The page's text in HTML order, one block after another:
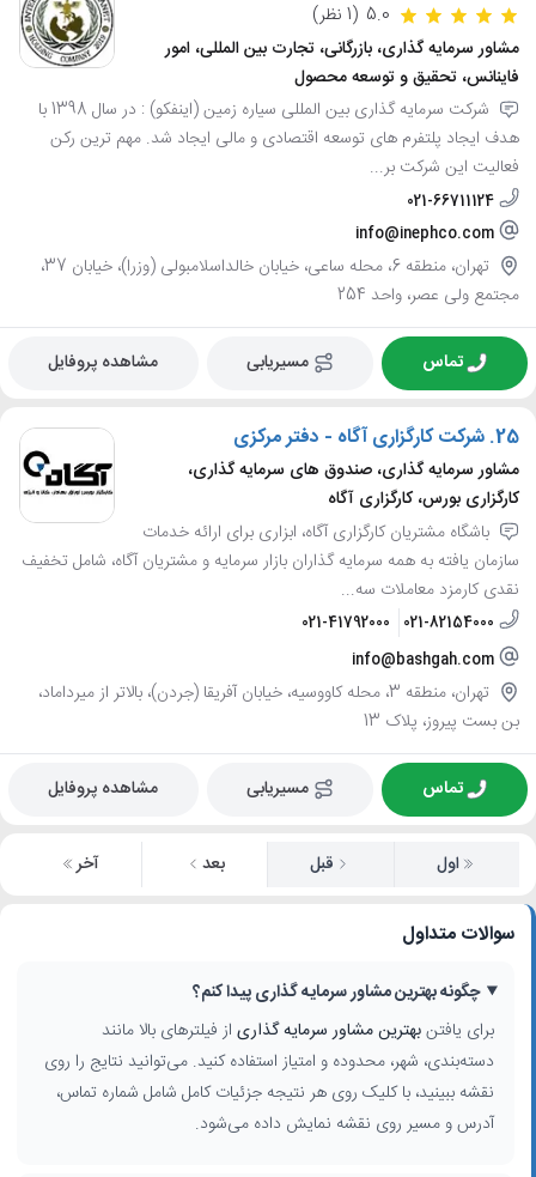
5.0 (1 نظر)
مشاور سرمایه گذاری، بازرگانی، تجارت بین المللی، امور
فاینانس، تحقیق و توسعه محصول
شرکت سرمایه گذاری بین المللی سیاره زمین (اینفکو) : در سال 1398 با
هدف ایجاد پلتفرم های توسعه اقتصادی و مالی ایجاد شد. مهم ترین رکن
فعالیت این شرکت بر...
021-66711124
info@inephco.com
تهران، منطقه 6، محله ساعی، خیابان خالداسلامبولی (وزرا)، خیابان 37،
مجتمع ولی عصر، واحد 254
تماس مسیریابی مشاهده پروفایل
25. شرکت کارگزاری آگاه - دفتر مرکزی
مشاور سرمایه گذاری، صندوق های سرمایه گذاری،
کارگزاری بورس، کارگزاری آگاه
باشگاه مشتریان کارگزاری آگاه، ابزاری برای ارائه خدمات
سازمان یافته به همه سرمایه گذاران بازار سرمایه و مشتریان آگاه، شامل تخفیف
نقدی کارمزد معاملات سه...
021-82154000
021-41792000
info@bashgah.com
تهران، منطقه 3، محله کاووسیه، خیابان آفریقا (جردن)، بالاتر از میرداماد،
بن بست پیروز، پلاک 13
تماس مسیریابی مشاهده پروفایل
اول قبل بعد آخر
سوالات متداول
چگونه بهترین مشاور سرمایه گذاری پیدا کنم؟
برای یافتنبهترین مشاور سرمایه گذاری از فیلترهای بالا مانند
دسته‌بندی، شهر، محدوده و امتیاز استفاده کنید. می‌توانید نتایج را روی
نقشه ببینید، با کلیک روی هر نتیجه جزئیات کامل شامل شماره تماس،
آدرس و مسیر روی نقشه نمایش داده می‌شود.